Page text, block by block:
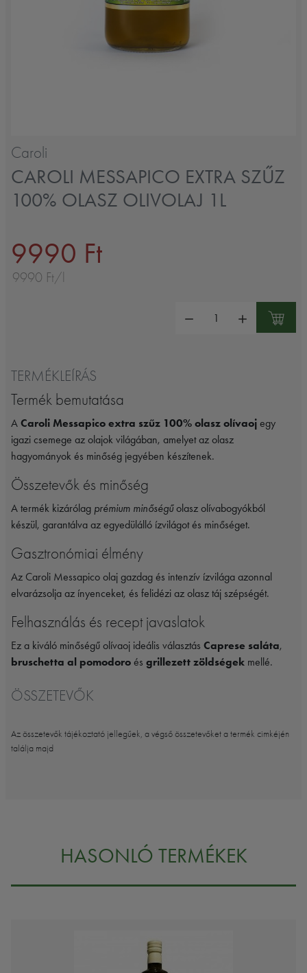
Caroli
CAROLI MESSAPICO EXTRA SZŰZ
100% OLASZ OLIVOLAJ 1L
9990 Ft
9990 Ft/l
TERMÉKLEÍRÁS
Termék bemutatása
A Caroli Messapico extra szűz 100% olasz olívaoj egy
igazi csemege az olajok világában, amelyet az olasz
hagyományok és minőség jegyében készítenek.
Összetevők és minőség
A termék kizárólag prémium minőségűolasz olívabogyókból
készül, garantálva az egyedülálló ízvilágot és minőséget.
Gasztronómiai élmény
Az Caroli Messapico olaj gazdag és intenzív ízvilága azonnal
elvarázsolja az ínyenceket, és felidézi az olasz táj szépségét.
Felhasználás és recept javaslatok
Ez a kiváló minőségű olívaoj ideális választás Caprese saláta,
bruschetta al pomodoro és grillezett zöldségek mellé.
ÖSSZETEVŐK
Az összetevők tájékoztató jellegűek, a végső összetevőket a termék cimkéjén
találja majd
HASONLÓ TERMÉKEK